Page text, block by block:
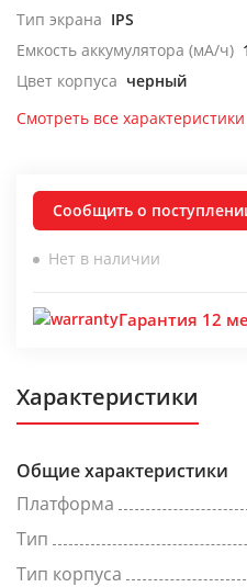
Тип экрана IPS
Емкость аккумулятора (мА/ч)
Цвет корпуса черный
Смотреть все характеристики
Сообщить о
Нет в наличии
Гарантия 12
Характеристики
Общие характеристики
Платформа
Тип
Тип корпуса